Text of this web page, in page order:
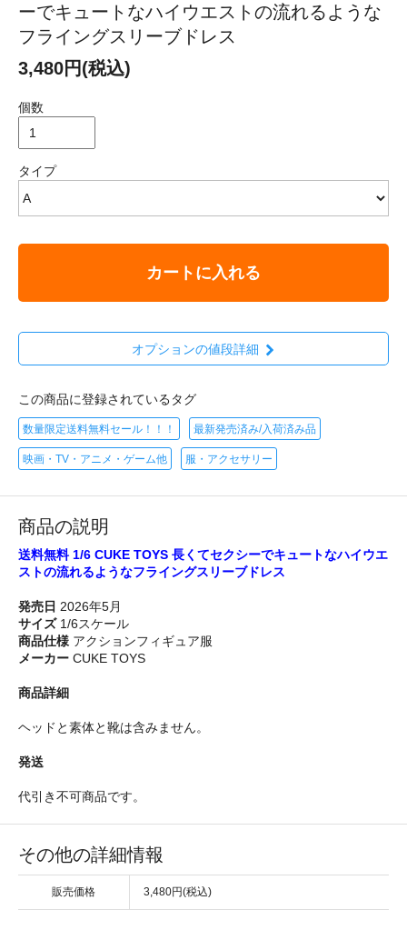
ーでキュートなハイウエストの流れるような
フライングスリーブドレス
3,480円(税込)
個数
タイプ
カートに入れる
オプションの値段詳細
この商品に登録されているタグ
数量限定送料無料セール！！！ 最新発売済み/入荷済み品
映画・TV・アニメ・ゲーム他 服・アクセサリー
商品の説明
送料無料 1/6 CUKE TOYS 長くてセクシーでキュートなハイウエ
ストの流れるようなフライングスリーブドレス
発売日 2026年5月
サイズ1/6スケール
商品仕様 アクションフィギュア服
メーカー CUKE TOYS
商品詳細
ヘッドと素体と靴は含みません。
発送
代引き不可商品です。
その他の詳細情報
販売価格 3,480円(税込)